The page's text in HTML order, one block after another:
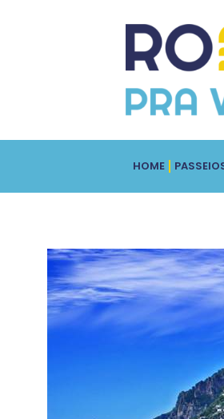
HOME